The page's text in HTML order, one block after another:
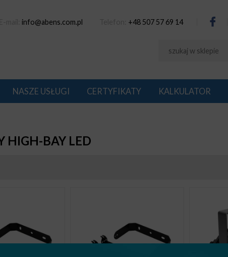
info@abens.com.pl +48 507 57 69 14
NASZE USŁUGI CERTYFIKATY KALKULATOR
HIGH-BAY LED